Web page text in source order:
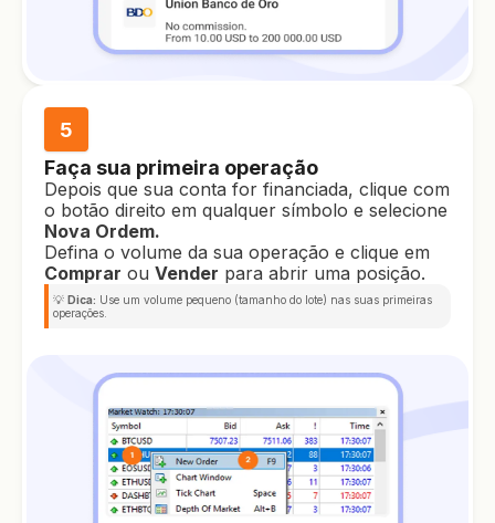
5
Faça sua primeira operação
Depois que sua conta for financiada, clique com
o botão direito em qualquer símbolo e selecione
Nova Ordem.
Defina o volume da sua operação e clique em
Comprar ou Vender para abrir uma posição.
💡 Dica: Use um volume pequeno (tamanho do lote) nas suas primeiras
operações.